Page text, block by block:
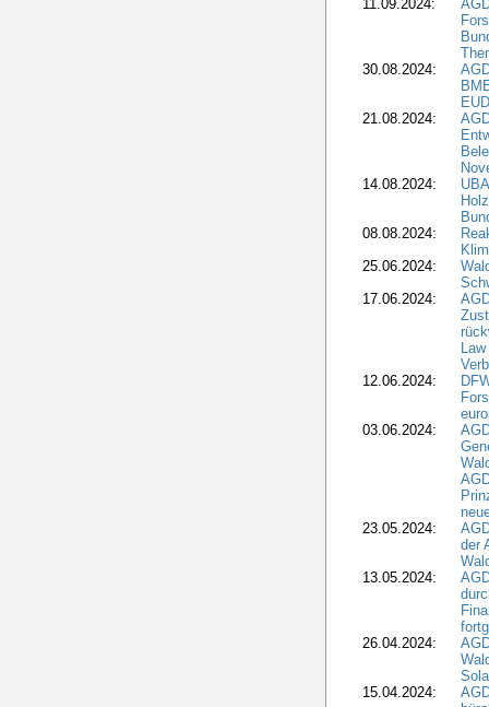
11.09.2024:
30.08.2024:
21.08.2024:
14.08.2024:
08.08.2024:
25.06.2024:
17.06.2024:
12.06.2024:
03.06.2024:
23.05.2024:
der
13.05.2024:
26.04.2024:
15.04.2024: